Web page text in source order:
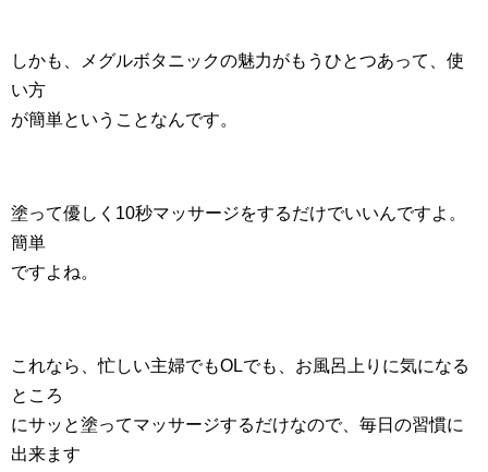
しかも、メグルボタニックの魅力がもうひとつあって、使
い方
が簡単ということなんです。
塗って優しく10秒マッサージをするだけでいいんですよ。
簡単
ですよね。
これなら、忙しい主婦でもOLでも、お風呂上りに気になる
ところ
にサッと塗ってマッサージするだけなので、毎日の習慣に
出来ます